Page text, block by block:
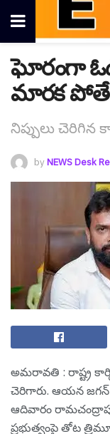
ఘోరంగా
మార‌క పోతే
నిప్పులు చెరిగిన
by NEWS Desk
అమ‌రావ‌తి : రాష్ట్ర
చెరిగారు. ఆయ‌న జ‌గ‌న్
ఆదివారం
ప్రభుత్వంపై తోట